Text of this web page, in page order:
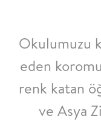
Okulumuzu
eden
renk katan
ve Asya